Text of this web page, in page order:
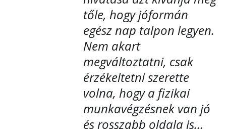
tőle, hogy jóformán
egész nap talpon legyen.
Nem akart
megváltoztatni, csak
érzékeltetni szerette
volna, hogy a fizikai
munkavégzésnek van jó
és rosszabb oldala is…